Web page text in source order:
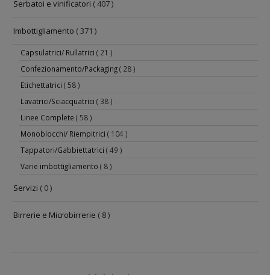
Serbatoi e vinificatori ( 407 )
Imbottigliamento ( 371 )
Capsulatrici/ Rullatrici ( 21 )
Confezionamento/Packaging ( 28 )
Etichettatrici ( 58 )
Lavatrici/Sciacquatrici ( 38 )
Linee Complete ( 58 )
Monoblocchi/ Riempitrici ( 104 )
Tappatori/Gabbiettatrici ( 49 )
Varie imbottigliamento ( 8 )
Servizi ( 0 )
Birrerie e Microbirrerie ( 8 )